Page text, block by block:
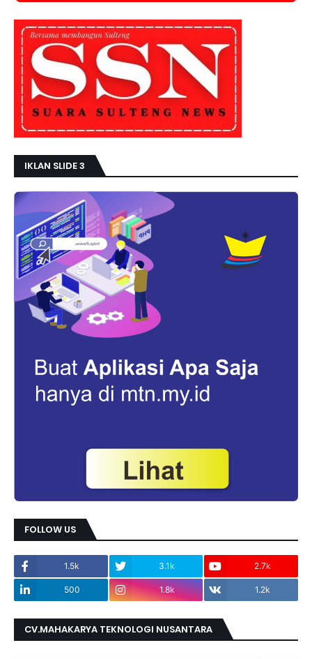
IKLAN SLIDE 3
FOLLOW US
1.5k 3.1k 2.7k
500 1.8k 1.2k
CV.MAHAKARYA TEKNOLOGI NUSANTARA